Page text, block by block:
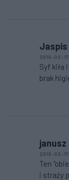
Jaspis
2019-02-
Syf kiła
brak
janusz
2019-02-
Ten
i straży